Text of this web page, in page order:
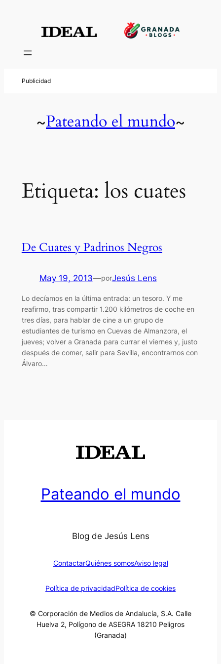
contenido
~Pateando el mundo~
Etiqueta: los cuates
De Cuates y Padrinos Negros
May 19, 2013—porJesús Lens
Lo decíamos en la última entrada: un tesoro. Y me
reafirmo, tras compartir 1.200 kilómetros de coche en
tres días, para hablar de cine a un grupo de
estudiantes de turismo en Cuevas de Almanzora, el
jueves; volver a Granada para currar el viernes y, justo
después de comer, salir para Sevilla, encontrarnos con
Álvaro…
Pateando el mundo
Blog de Jesús Lens
ContactarQuiénes somosAviso legal
Política de privacidadPolítica de cookies
© Corporación de Medios de Andalucía, S.A. Calle
Huelva 2, Polígono de ASEGRA 18210 Peligros
(Granada)